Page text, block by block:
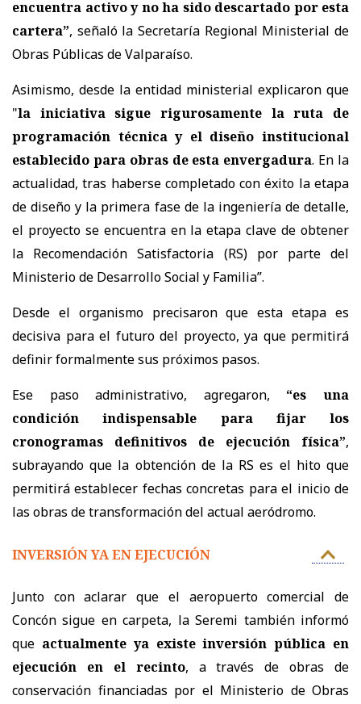
encuentra activo y no ha sido descartado por esta
cartera”, señaló la Secretaría Regional Ministerial de
Obras Públicas de Valparaíso.
Asimismo, desde la entidad ministerial explicaron que
"la iniciativa sigue rigurosamente la ruta de
programación técnica y el diseño institucional
establecido para obras de esta envergadura. En la
actualidad, tras haberse completado con éxito la etapa
de diseño y la primera fase de la ingeniería de detalle,
el proyecto se encuentra en la etapa clave de obtener
la Recomendación Satisfactoria (RS) por parte del
Ministerio de Desarrollo Social y Familia”.
Desde el organismo precisaron que esta etapa es
decisiva para el futuro del proyecto, ya que permitirá
definir formalmente sus próximos pasos.
Ese paso administrativo, agregaron, “es una
condición indispensable para fijar los
cronogramas definitivos de ejecución física”,
subrayando que la obtención de la RS es el hito que
permitirá establecer fechas concretas para el inicio de
las obras de transformación del actual aeródromo.
INVERSIÓN YA EN EJECUCIÓN
Junto con aclarar que el aeropuerto comercial de
Concón sigue en carpeta, la Seremi también informó
que actualmente ya existe inversión pública en
ejecución en el recinto, a través de obras de
conservación financiadas por el Ministerio de Obras